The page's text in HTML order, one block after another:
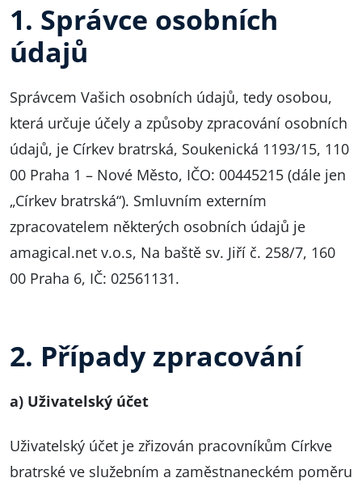
1. Správce osobních
údajů
Správcem Vašich osobních údajů, tedy osobou,
která určuje účely a způsoby zpracování osobních
údajů, je Církev bratrská, Soukenická 1193/15, 110
00 Praha 1 – Nové Město, IČO: 00445215 (dále jen
„Církev bratrská“). Smluvním externím
zpracovatelem některých osobních údajů je
amagical.net v.o.s, Na baště sv. Jiří č. 258/7, 160
00 Praha 6, IČ: 02561131.
2. Případy zpracování
a) Uživatelský účet
Uživatelský účet je zřizován pracovníkům Církve
bratrské ve služebním a zaměstnaneckém poměru